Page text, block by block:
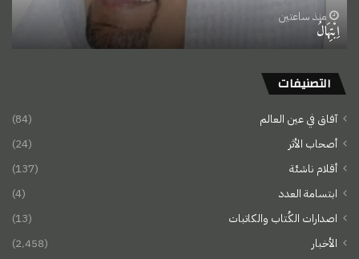
منذ ساعتين
اِبْتِهَالُ
التصنيفات
آفاق في عين العالم
(84)
أصحاب الأثر
(24)
أقلام ناشئة
(137)
ابتسامة العدد
(4)
اصدارات الكُتاب والكاتبات
(13)
الأخبار
(2٬458)